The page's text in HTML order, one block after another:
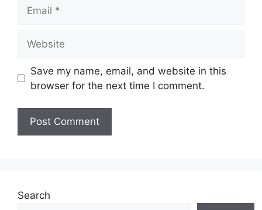
Save my name, email, and website in this
browser for the next time I comment.
Search